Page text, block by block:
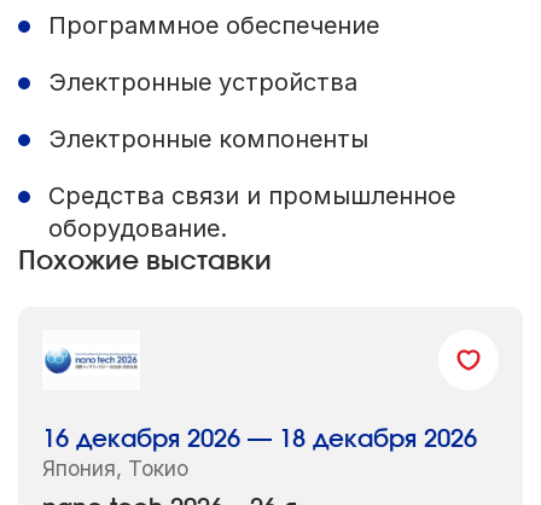
Программное обеспечение
Электронные устройства
Электронные компоненты
Средства связи и промышленное
оборудование.
Похожие выставки
16 декабря 2026 — 18 декабря 2026
Япония, Токио